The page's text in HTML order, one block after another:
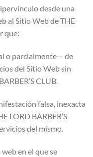
desde una
al Sitio Web de THE
que:
o parcialmente— de
del Sitio Web sin
CLUB.
falsa, inexacta
LORD BARBER’S
del mismo.
en el que se